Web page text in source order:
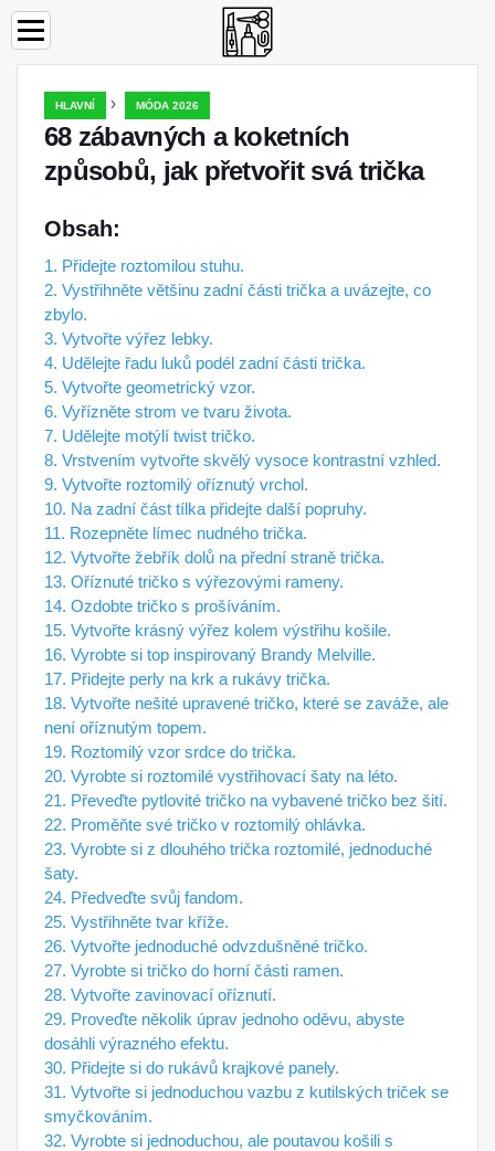
HLAVNÍ › MÓDA 2026
68 zábavných a koketních
způsobů, jak přetvořit svá trička
Obsah:
1. Přidejte roztomilou stuhu.
2. Vystřihněte většinu zadní části trička a uvázejte, co
zbylo.
3. Vytvořte výřez lebky.
4. Udělejte řadu luků podél zadní části trička.
5. Vytvořte geometrický vzor.
6. Vyřízněte strom ve tvaru života.
7. Udělejte motýlí twist tričko.
8. Vrstvením vytvořte skvělý vysoce kontrastní vzhled.
9. Vytvořte roztomilý oříznutý vrchol.
10. Na zadní část tílka přidejte další popruhy.
11. Rozepněte límec nudného trička.
12. Vytvořte žebřík dolů na přední straně trička.
13. Oříznuté tričko s výřezovými rameny.
14. Ozdobte tričko s prošíváním.
15. Vytvořte krásný výřez kolem výstřihu košile.
16. Vyrobte si top inspirovaný Brandy Melville.
17. Přidejte perly na krk a rukávy trička.
18. Vytvořte nešité upravené tričko, které se zaváže, ale
není oříznutým topem.
19. Roztomilý vzor srdce do trička.
20. Vyrobte si roztomilé vystřihovací šaty na léto.
21. Převeďte pytlovité tričko na vybavené tričko bez šití.
22. Proměňte své tričko v roztomilý ohlávka.
23. Vyrobte si z dlouhého trička roztomilé, jednoduché
šaty.
24. Předveďte svůj fandom.
25. Vystřihněte tvar kříže.
26. Vytvořte jednoduché odvzdušněné tričko.
27. Vyrobte si tričko do horní části ramen.
28. Vytvořte zavinovací oříznutí.
29. Proveďte několik úprav jednoho oděvu, abyste
dosáhli výrazného efektu.
30. Přidejte si do rukávů krajkové panely.
31. Vytvořte si jednoduchou vazbu z kutilských triček se
smyčkováním.
32. Vyrobte si jednoduchou, ale poutavou košili s